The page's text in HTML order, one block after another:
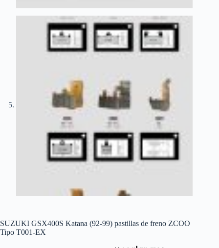
SUZUKI GSX400S Katana (92-99) pastillas de freno ZCOO
Tipo T001-EX